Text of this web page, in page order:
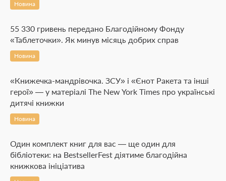
Новина
55 330 гривень передано Благодійному Фонду
«Таблеточки». Як минув місяць добрих справ
Новина
«Книжечка-мандрівочка. ЗСУ» і «Єнот Ракета та інші
герої» — у матеріалі The New York Times про українські
дитячі книжки
Новина
Один комплект книг для вас — ще один для
бібліотеки: на BestsellerFest діятиме благодійна
книжкова ініціатива